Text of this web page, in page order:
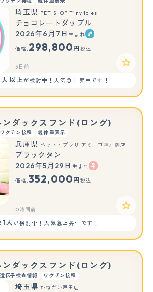
埼玉県 PET SHOP Tiny tales
チョコレートダップル
2026年6月7日 生まれ
価格: 298,800 円 税込
3日前
以上が検討中！人気急上昇中です！
ンダックスフンド(ロング)
ワクチン接種
親体重表示
兵庫県 ペット・プラザ アミーゴ神戸灘店
ブラックタン
2026年5月29日 生まれ
価格:352,000 円 税込
0時間前
1人が検討中！人気急上昇中です！
ンダックスフンド(ロング)
遺伝子検査情報
ワクチン接種
埼玉県 かねだい戸田店